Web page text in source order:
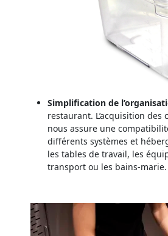
Simplification de
restaurant. L’acquisition des
nous assure une
différents systèmes et
les tables de travail, les
transport ou les bains-marie.